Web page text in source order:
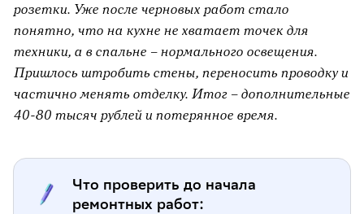
розетки. Уже после черновых работ стало
понятно, что на кухне не хватает точек для
техники, а в спальне – нормального освещения.
Пришлось штробить стены, переносить проводку и
частично менять отделку. Итог – дополнительные
40-80 тысяч рублей и потерянное время.
Что проверить до начала
ремонтных работ: